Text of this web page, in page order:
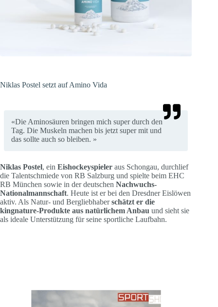
Niklas Postel setzt auf Amino Vida
«Die Aminosäuren bringen mich super durch den
Tag. Die Muskeln machen bis jetzt super mit und
das sollte auch so bleiben. »
Niklas Postel, ein Eishockeyspieler aus Schongau, durchlief
die Talentschmiede von RB Salzburg und spielte beim EHC
RB München sowie in der deutschen Nachwuchs-
Nationalmannschaft. Heute ist er bei den Dresdner Eislöwen
aktiv. Als Natur- und Bergliebhaberschätzt er die
kingnature-Produkte aus natürlichem Anbau und sieht sie
als ideale Unterstützung für seine sportliche Laufbahn.